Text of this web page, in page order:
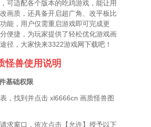
可适配各个版本的吃鸡游戏，能让用
画质，还具备开启超广角、改平板比
能，用户仅需重启游戏即可完成更
便捷，为玩家提供了轻松优化游戏画
径，大家快来3322游戏网下载吧！
怪兽使用说明
基础权限
，找到并点击 xl6666cn 画质怪兽图
求窗口，依次点击【允许】授予以下